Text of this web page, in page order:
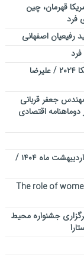
فرانسه؛ امریکا قهرمان، چین
اصفهانی
قهرمانی تیم ملی فوتبال آرژانتین در مسابقات کوپاامریکا ۲۰۲۴ / علیرضا
جعفر قربانی
اقتصادی
قیمت و مشخصات مربوط به بازار فلزات پایه در ۳۰م اردیبهشت ماه ۱۴۰۴ /
The role of
جشنواره محیط